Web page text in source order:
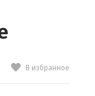
В избранное